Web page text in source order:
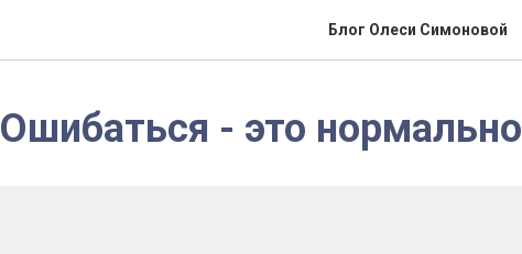
Блог Олеси Симоновой
Ошибаться - это нормально